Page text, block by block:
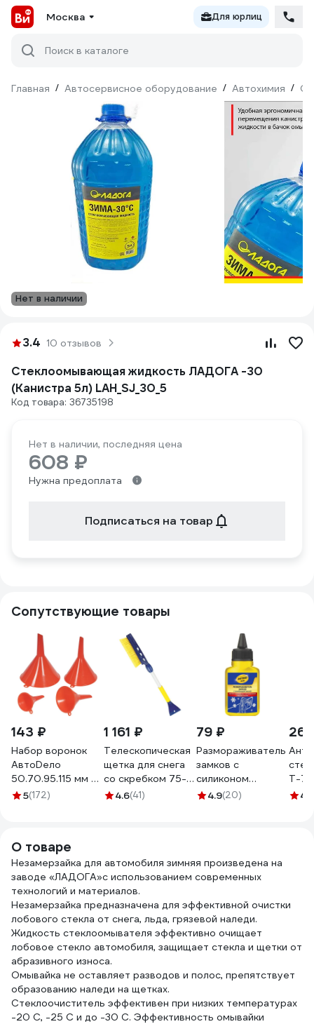
Москва Для юрлиц
Поиск в каталоге
Главная / Автосервисное оборудование / Автохимия /
Нет в наличии
3.4 10 отзывов
Стеклоомывающая жидкость ЛАДОГА -30
(Канистра 5л) LAH_SJ_30_5
Код товара: 36735198
Нет в наличии, последняя цена
608 ₽
Нужна предоплата
Подписаться на товар
Сопутствующие товары
143 ₽
Набор воронок
АвтоDело
50.70.95.115 мм 4
шт. 42104 15165
5(172)
1 161 ₽
Телескопическая
щетка для снега
со скребком 75-
94 см Goodyear
4.6(41)
79 ₽
Размораживатель
замков с
силиконом
Astrohim 40мл
4.9(20)
Т-
4.6
О товаре
Незамерзайка для автомобиля зимняя произведена на
заводе «ЛАДОГА»с использованием современных
технологий и материалов.
Незамерзайка предназначена для эффективной очистки
лобового стекла от снега, льда, грязевой наледи.
Жидкость стеклоомывателя эффективно очищает
лобовое стекло автомобиля, защищает стекла и щетки от
абразивного износа.
Омывайка не оставляет разводов и полос, препятствует
образованию наледи на щетках.
Стеклоочиститель эффективен при низких температурах
-20 С, -25 С и до -30 С. Эффективность омывайки